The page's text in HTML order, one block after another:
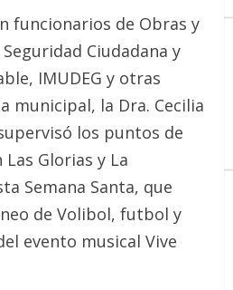
funcionarios de Obras y
Ciudadana y
IMUDEG y otras
municipal, la Dra. Cecilia
los puntos de
Glorias y La
Semana Santa, que
de Volibol, futbol y
evento musical Vive